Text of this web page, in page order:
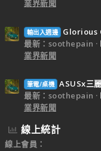
業界新聞
輸出入週邊
Glorious
最新：soothepain
業界新聞
筆電/桌機 ASUSx三
最新：soothepain
業界新聞
線上統計
線上會員